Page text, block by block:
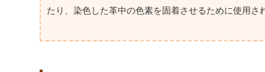
たり、染色した革中の色素を固着させるために使用さ